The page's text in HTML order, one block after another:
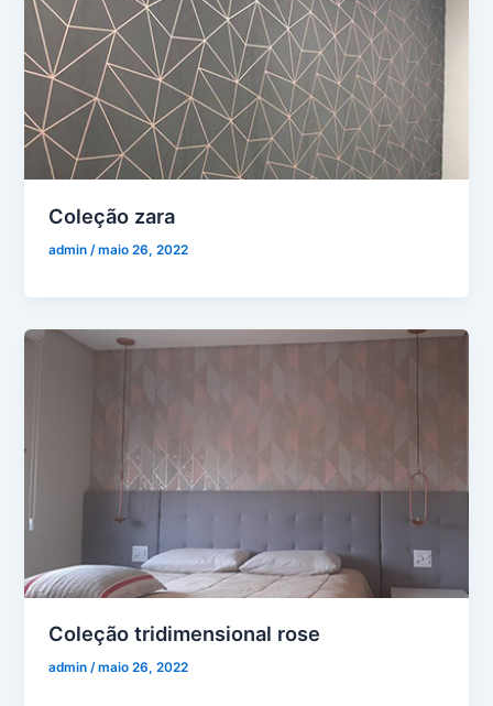
Coleção zara
admin/maio 26, 2022
Coleção tridimensional rose
admin/maio 26, 2022